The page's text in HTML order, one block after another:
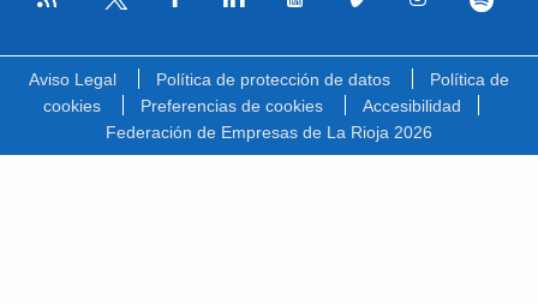
Aviso Legal Política de protección de datos
Política de
cookies
Preferencias de cookies
Accesibilidad
Federación de Empresas de La Rioja 2026